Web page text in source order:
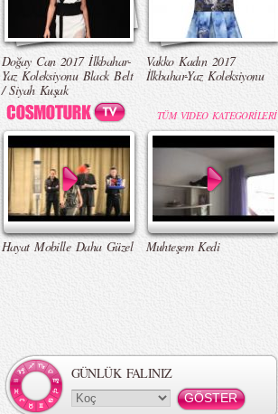
Doğay Can 2017 İlkbahar-
Yaz Koleksiyonu Black Belt
/ Siyah Kuşak
Vakko Kadın 2017
İlkbahar-Yaz Koleksiyonu
TÜM VIDEO KATEGORİLERİ
Hayat Mobille Daha Güzel Muhteşem Kedi
GÜNLÜK FALINIZ